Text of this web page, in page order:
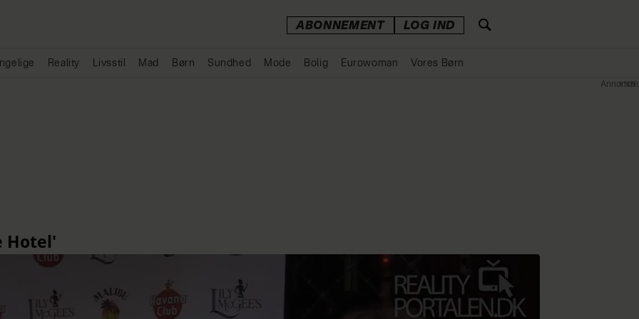
ABONNEMENT LOG IND
Reality Livsstil Mad Børn Sundhed Mode Bolig Eurowoman Vores Børn
Annonce